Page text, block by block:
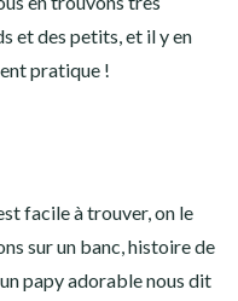
et des petits, et il y en
pratique !
facile à trouver, on le
sur un banc, histoire de
papy adorable nous dit